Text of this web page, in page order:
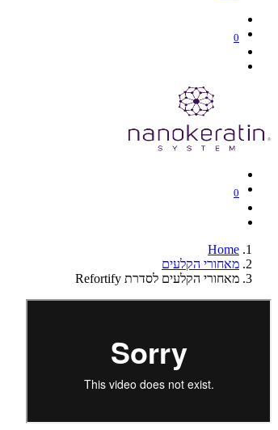
0
0
Home
מאחורי הקלעים
מאחורי הקלעים לסדרת Refortify